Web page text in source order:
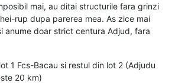
mai, au ditai structurile fara grinzi
rup dupa parerea mea. As zice mai
anume doar strict centura Adjud, fara
1 Fcs-Bacau si restul din lot 2 (Adjudu
20 km)